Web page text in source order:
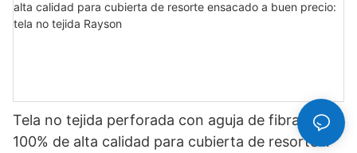
Tela no tejida perforada con aguja de fibra de PP
100% de alta calidad para cubierta de resorte